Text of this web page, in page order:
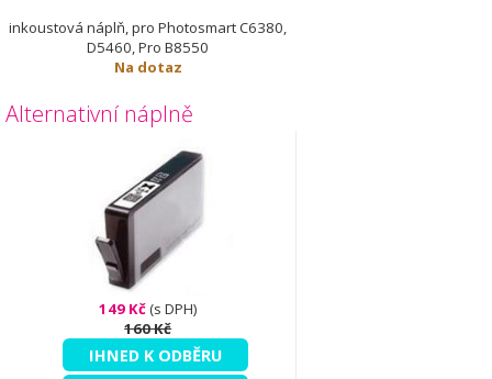
inkoustová náplň, pro Photosmart C6380,
D5460, Pro B8550
Na dotaz
Alternativní náplně
149 Kč(s DPH)
160 Kč
IHNED K ODBĚRU